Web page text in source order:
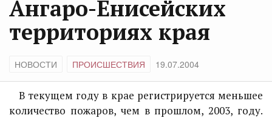
Ангаро-Енисейских
территориях края
НОВОСТИ ПРОИСШЕСТВИЯ 19.07.2004
В текущем году в крае регистрируется меньшее
количество пожаров, чем в прошлом, 2003, году.